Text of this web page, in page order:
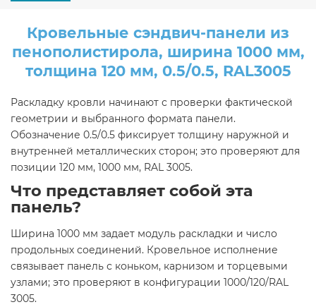
Кровельные сэндвич-панели из
пенополистирола, ширина 1000 мм,
толщина 120 мм, 0.5/0.5, RAL3005
Раскладку кровли начинают с проверки фактической
геометрии и выбранного формата панели.
Обозначение 0.5/0.5 фиксирует толщину наружной и
внутренней металлических сторон; это проверяют для
позиции 120 мм, 1000 мм, RAL 3005.
Что представляет собой эта
панель?
Ширина 1000 мм задает модуль раскладки и число
продольных соединений. Кровельное исполнение
связывает панель с коньком, карнизом и торцевыми
узлами; это проверяют в конфигурации 1000/120/RAL
3005.